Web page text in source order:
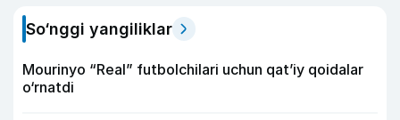
So‘nggi yangiliklar
Mourinyo “Real” futbolchilari uchun qat’iy qoidalar
o‘rnatdi